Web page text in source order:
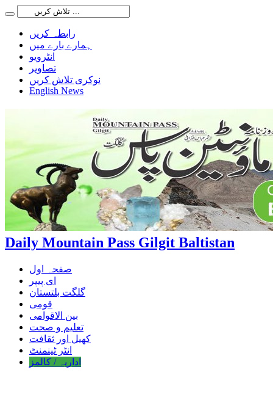
رابطہ کریں
ہمارے بارے میں
انٹرویو
تصاویر
نوکری تلاش کریں
English News
Daily Mountain Pass Gilgit Baltistan
صفحہ اول
ای پیپر
گلگت بلتستان
قومی
بین الاقوامی
تعلیم و صحت
کھیل اور ثقافت
انٹر ٹینمنٹ
اداریہ / کالمز